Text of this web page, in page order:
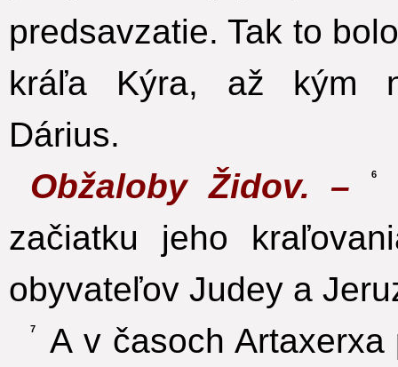
predsavzatie. Tak to
kráľa Kýra, až kým
Dárius.
Obžaloby Židov. –
6
začiatku jeho
obyvateľov Judey a
7
A v časoch